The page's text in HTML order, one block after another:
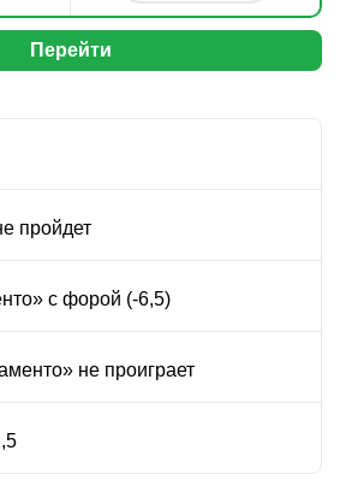
Перейти
пройдет
с форой (-6,5)
не проиграет